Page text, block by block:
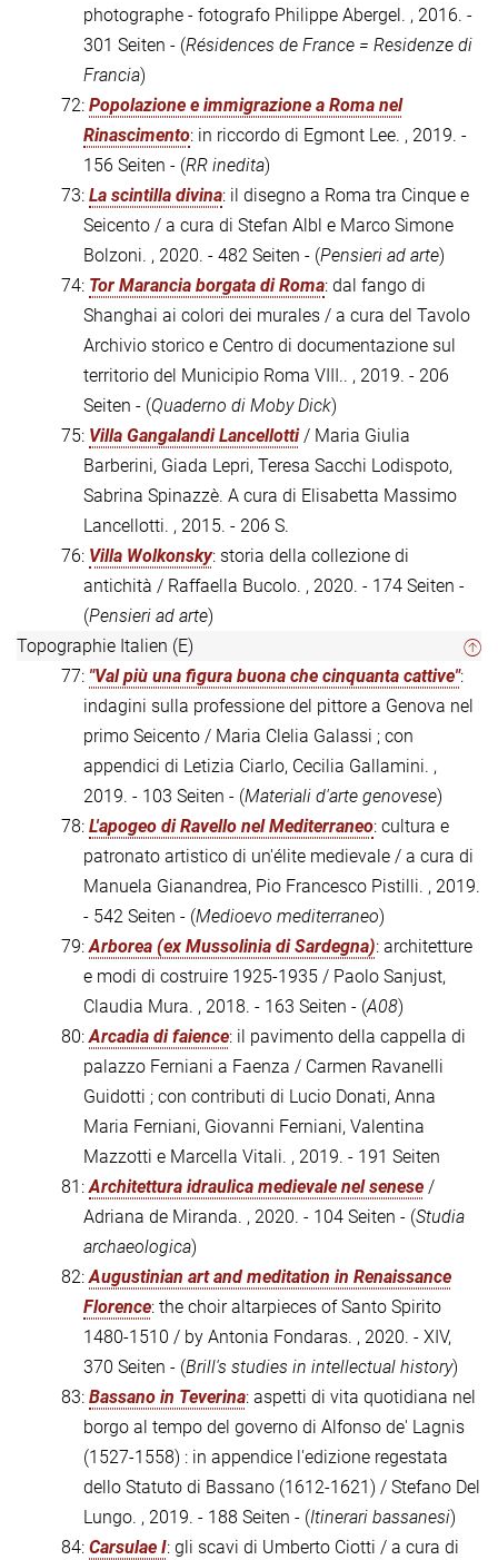
photographe - fotografo Philippe Abergel. , 2016. -
301 Seiten - (Résidences de France = Residenze di
Francia)
72: Popolazione e immigrazione a Roma nel
Rinascimento: in riccordo di Egmont Lee. , 2019. -
156 Seiten - (RR inedita)
73: La scintilla divina: il disegno a Roma tra Cinque e
Seicento / a cura di Stefan Albl e Marco Simone
Bolzoni. , 2020. - 482 Seiten - (Pensieri ad arte)
74: Tor Marancia borgata di Roma: dal fango di
Shanghai ai colori dei murales / a cura del Tavolo
Archivio storico e Centro di documentazione sul
territorio del Municipio Roma VIII.. , 2019. - 206
Seiten - (Quaderno di Moby Dick)
75: Villa Gangalandi Lancellotti/ Maria Giulia
Barberini, Giada Lepri, Teresa Sacchi Lodispoto,
Sabrina Spinazzè. A cura di Elisabetta Massimo
Lancellotti. , 2015. - 206 S.
76: Villa Wolkonsky: storia della collezione di
antichità / Raffaella Bucolo. , 2020. - 174 Seiten -
(Pensieri ad arte)
Topographie Italien (E)
77: "Val più una figura buona che cinquanta cattive":
indagini sulla professione del pittore a Genova nel
primo Seicento / Maria Clelia Galassi ; con
appendici di Letizia Ciarlo, Cecilia Gallamini. ,
2019. - 103 Seiten - (Materiali d'arte genovese)
78: L'apogeo di Ravello nel Mediterraneo: cultura e
patronato artistico di un'élite medievale / a cura di
Manuela Gianandrea, Pio Francesco Pistilli. , 2019.
- 542 Seiten - (Medioevo mediterraneo)
79:Arborea (ex Mussolinia di Sardegna): architetture
e modi di costruire 1925-1935 / Paolo Sanjust,
Claudia Mura. , 2018. - 163 Seiten - (A08)
80:Arcadia di faience: il pavimento della cappella di
palazzo Ferniani a Faenza / Carmen Ravanelli
Guidotti ; con contributi di Lucio Donati, Anna
Maria Ferniani, Giovanni Ferniani, Valentina
Mazzotti e Marcella Vitali. , 2019. - 191 Seiten
81:Architettura idraulica medievale nel senese /
Adriana de Miranda. , 2020. - 104 Seiten - (Studia
archaeologica)
82:Augustinian art and meditation in Renaissance
Florence: the choir altarpieces of Santo Spirito
1480-1510 / by Antonia Fondaras. , 2020. - XIV,
370 Seiten - (Brill's studies in intellectual history)
83: Bassano in Teverina: aspetti di vita quotidiana nel
borgo al tempo del governo di Alfonso de' Lagnis
(1527-1558) : in appendice l'edizione regestata
dello Statuto di Bassano (1612-1621) / Stefano Del
Lungo. , 2019. - 188 Seiten - (Itinerari bassanesi)
84: Carsulae I: gli scavi di Umberto Ciotti / a cura di